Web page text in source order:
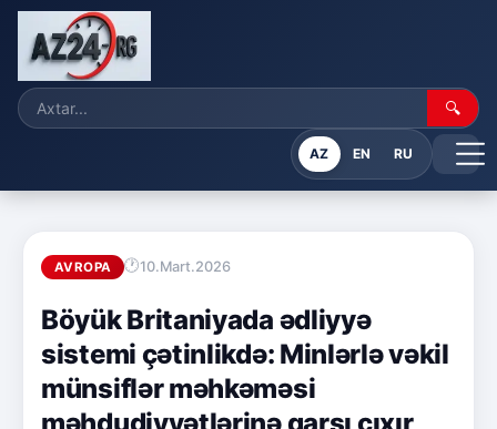
🔍
AZ EN RU
AVROPA 10.Mart.2026
Böyük Britaniyada ədliyyə
sistemi çətinlikdə: Minlərlə vəkil
münsiflər məhkəməsi